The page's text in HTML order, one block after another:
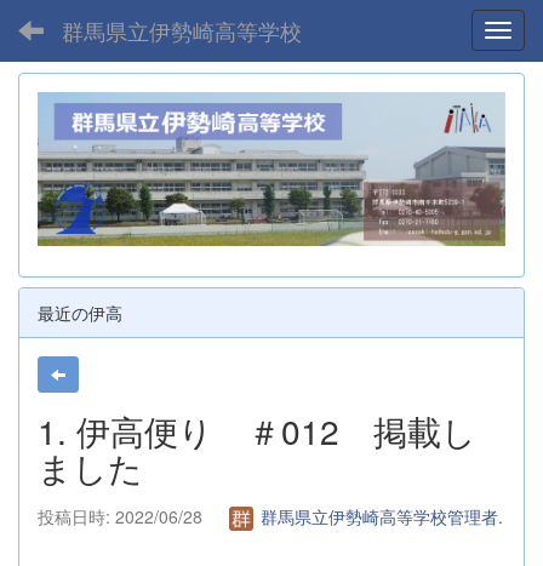
群馬県立伊勢崎高等学校
最近の伊高
1. 伊高便り ＃012 掲載し
ました
投稿日時: 2022/06/28 群馬県立伊勢崎高等学校管理者.